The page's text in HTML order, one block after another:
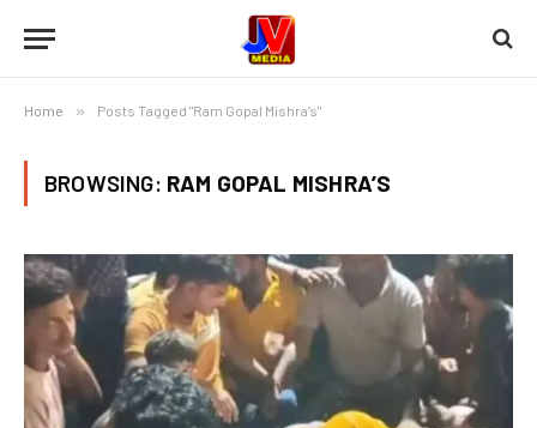
Home » Posts Tagged "Ram Gopal Mishra’s"
BROWSING: RAM GOPAL MISHRA’S